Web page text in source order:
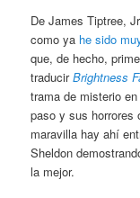
De James Tiptree,
como ya he sido
que, de hecho,
traducirBrightness
trama de misterio
paso y sus horrores
maravilla hay ahí
Sheldon
la mejor.